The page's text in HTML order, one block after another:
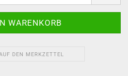
DEN MERKZETTEL